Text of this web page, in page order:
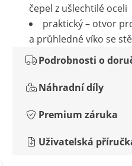
čepel z ušlechtilé oceli
praktický – otvor
a průhledné víko se
Podrobnosti o
Náhradní díly
Premium záruka
Uživatelská